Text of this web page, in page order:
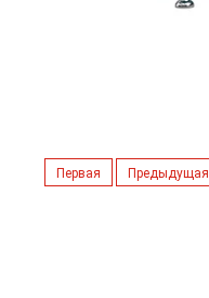
Первая Предыдущая